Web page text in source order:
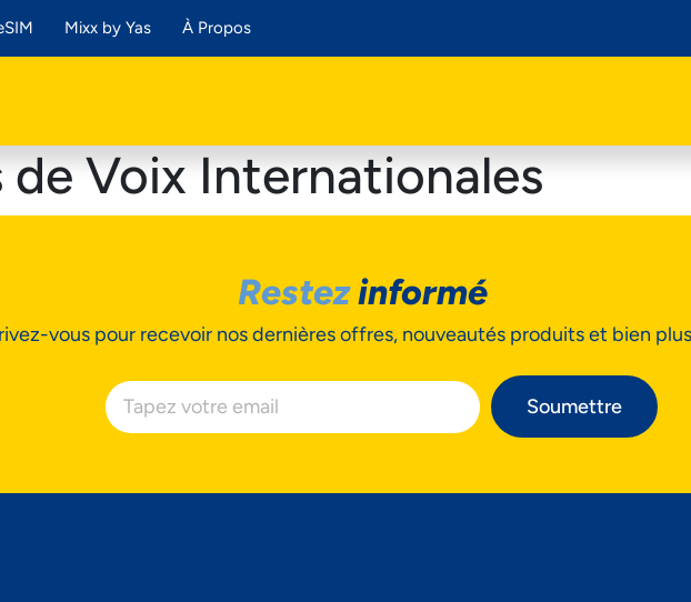
Mixx by Yas À Propos
de Voix Internationales
Restezinformé
vous pour recevoir nos dernières offres, nouveautés produits et bien
Soumettre